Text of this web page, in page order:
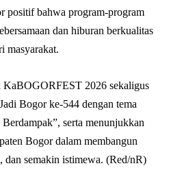
positif bahwa program-program
dan hiburan berkualitas
masyarakat.
KaBOGORFEST 2026 sekaligus
Bogor ke-544 dengan tema
serta menunjukkan
Bogor dalam membangun
dan semakin istimewa. (Red/nR)